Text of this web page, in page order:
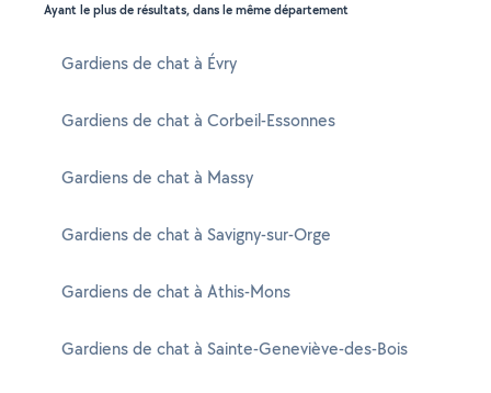
Ayant le plus de résultats, dans le même département
Gardiens de chat à Évry
Gardiens de chat à Corbeil-Essonnes
Gardiens de chat à Massy
Gardiens de chat à Savigny-sur-Orge
Gardiens de chat à Athis-Mons
Gardiens de chat à Sainte-Geneviève-des-Bois